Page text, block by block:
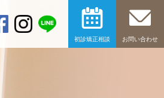
初診矯正相談 お問い合わせ